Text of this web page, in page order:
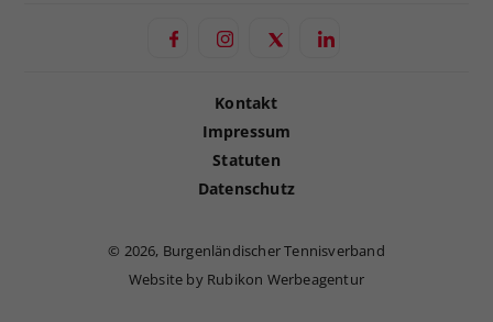
Kontakt
Impressum
Statuten
Datenschutz
© 2026, Burgenländischer Tennisverband
Website by Rubikon Werbeagentur